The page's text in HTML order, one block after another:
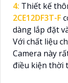
4: Thiết kế
2CE12DF3T-F
dàng lắp đặt
Với chất liệu
Camera này
điều kiện thời